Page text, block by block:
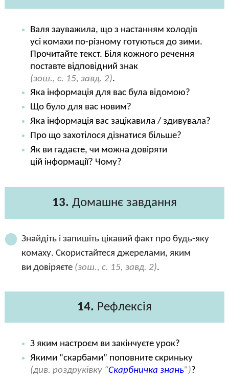
Валя зауважила, що з настанням холодів
усі комахи по-різному готуються до зими.
Прочитайте текст. Біля кожного речення
поставте відповідний знак
(зош., с. 15, завд. 2).
Яка інформація для вас була відомою?
Що було для вас новим?
Яка інформація вас зацікавила / здивувала?
Про що захотілося дізнатися більше?
Як ви гадаєте, чи можна довіряти
цій інформації? Чому?
13. Домашнє завдання
Знайдіть і запишіть цікавий факт про будь-яку
комаху. Скористайтеся джерелами, яким
ви довіряєте (зош., с. 15, завд. 2).
14. Рефлексія
З яким настроєм ви закінчуєте урок?
Якими “скарбами” поповните скриньку
(див. роздруківку “Скарбничка знань”)?